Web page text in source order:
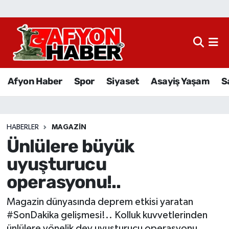
Afyon Haber Spor Siyaset Asayiş Yaşam
HABERLER MAGAZIN
Ünlülere büyük
uyuşturucu
operasyonu!..
Magazin dünyasında deprem etkisi yaratan
#SonDakika gelişmesi!.. Kolluk kuvvetlerinden
Afyon Haber
Sağlık
Eğitim
Ekonomi